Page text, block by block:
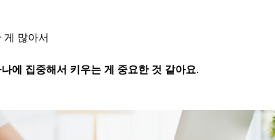
많아서
에 집중해서 키우는 게 중요한 것 같아요.